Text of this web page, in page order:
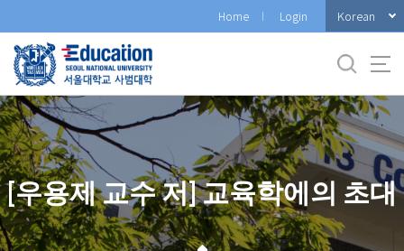
로
메
뉴
Home Login Korean
[우용제 교수 저] 교육학에의 초대